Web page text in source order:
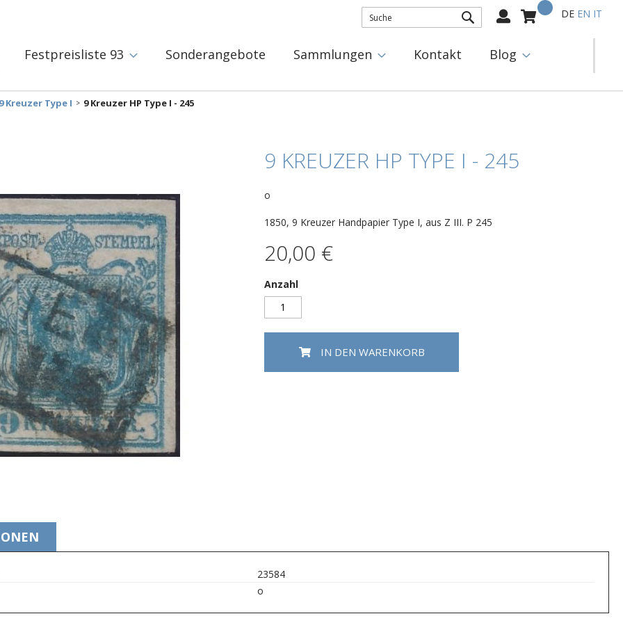
Mein Warenkorb
Select
DE EN IT
Festpreisliste 93 Sonderangebote Sammlungen Kontakt Blog
9 Kreuzer Type I 9 Kreuzer HP Type I - 245
9 KREUZER HP TYPE I - 245
o
1850, 9 Kreuzer Handpapier Type I, aus Z III. P 245
20,00 €
Anzahl
IN DEN WARENKORB
23584
o